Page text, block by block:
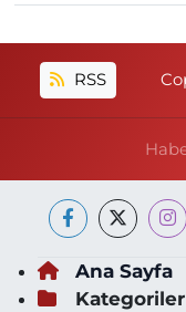
RSS
Ana Sayfa
Kategoriler